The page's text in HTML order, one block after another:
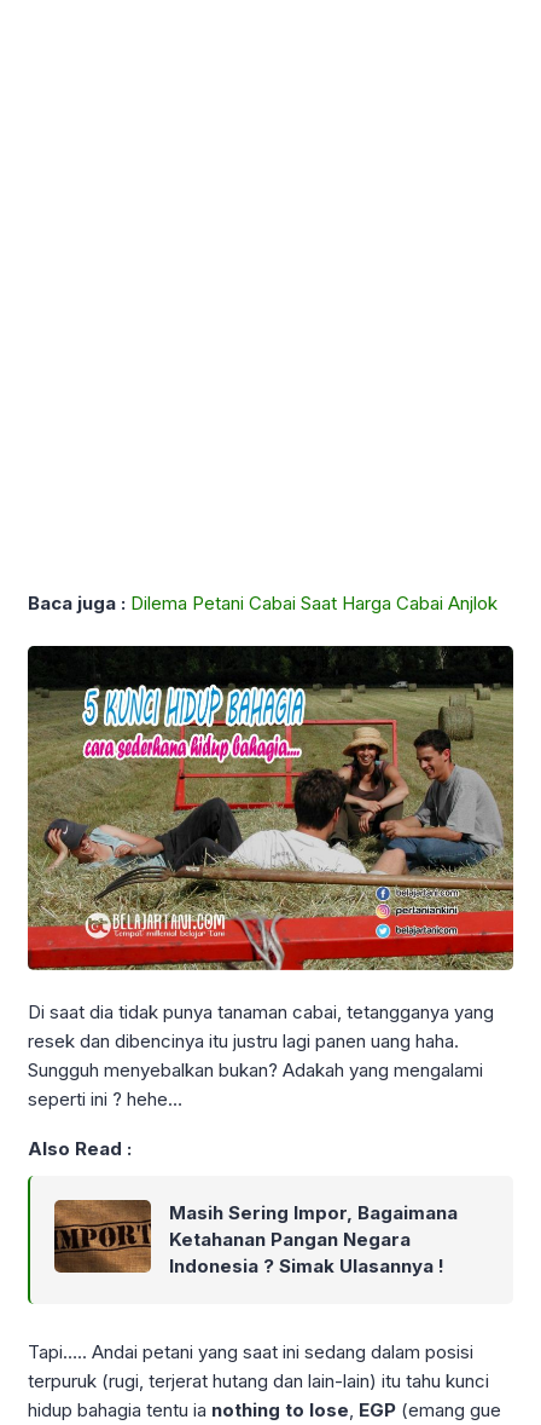
Baca juga : Dilema Petani Cabai Saat Harga Cabai Anjlok
Di saat dia tidak punya tanaman cabai, tetangganya yang
resek dan dibencinya itu justru lagi panen uang haha.
Sungguh menyebalkan bukan? Adakah yang mengalami
seperti ini ? hehe…
Also Read :
Masih Sering Impor, Bagaimana
Ketahanan Pangan Negara
Indonesia ? Simak Ulasannya !
Tapi….. Andai petani yang saat ini sedang dalam posisi
terpuruk (rugi, terjerat hutang dan lain-lain) itu tahu kunci
hidup bahagia tentu ia nothing to lose, EGP (emang gue